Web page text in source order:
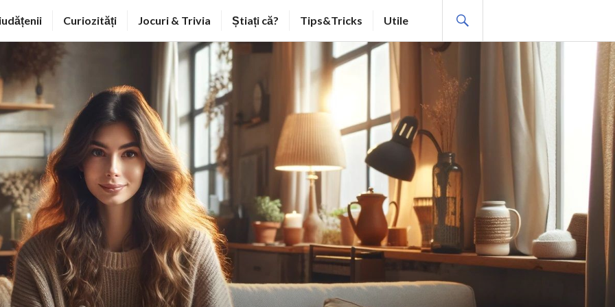
Curiozități Jocuri & Trivia Știați că? Tips&Tricks Utile